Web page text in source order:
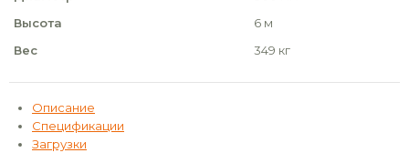
Высота
6 м
Вес
349 кг
Описание
Спецификации
Загрузки